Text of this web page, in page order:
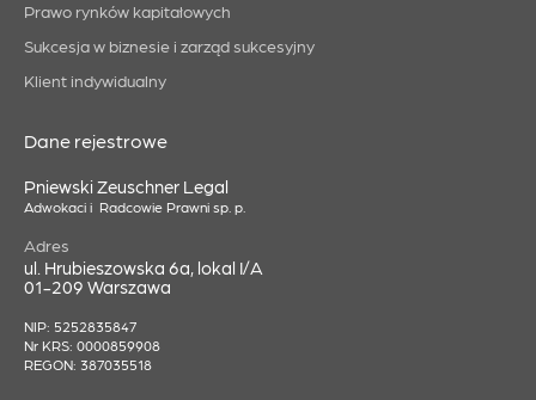
Prawo rynków kapitałowych
Sukcesja w biznesie i zarząd sukcesyjny
Klient indywidualny
Dane rejestrowe
Pniewski Zeuschner Legal
Adwokaci i Radcowie Prawni sp. p.
Adres
ul. Hrubieszowska 6a, lokal I/A
01-209 Warszawa
NIP: 5252835847
Nr KRS: 0000859908
REGON: 387035518